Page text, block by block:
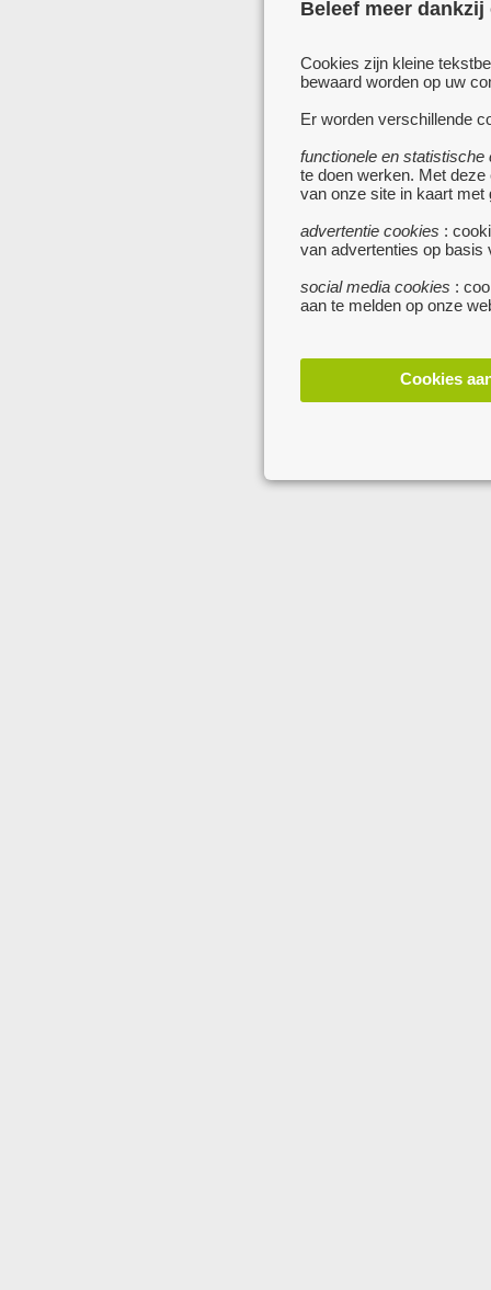
Beleef meer
Cookies zijn kleine
bewaard worden op uw
Er worden verschillende
functionele en statistische
te doen werken. Met
van onze site in kaart met
advertentie cookies :
van advertenties op basis
social media cookies :
aan te melden op onze
Cookies